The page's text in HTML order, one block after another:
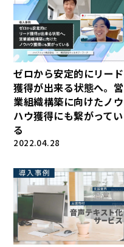
ゼロから安定的にリード
獲得が出来る状態へ。営
業組織構築に向けたノウ
ハウ獲得にも繋がってい
る
2022.04.28